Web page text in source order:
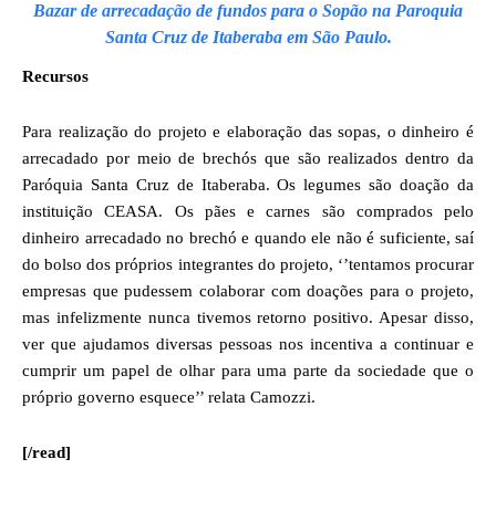
Bazar de arrecadação de fundos para o Sopão na Paroquia
Santa Cruz de Itaberaba em São Paulo.
Recursos
Para realização do projeto e elaboração das sopas, o dinheiro é
arrecadado por meio de brechós que são realizados dentro da
Paróquia Santa Cruz de Itaberaba. Os legumes são doação da
instituição CEASA. Os pães e carnes são comprados pelo
dinheiro arrecadado no brechó e quando ele não é suficiente, saí
do bolso dos próprios integrantes do projeto, ‘’tentamos procurar
empresas que pudessem colaborar com doações para o projeto,
mas infelizmente nunca tivemos retorno positivo. Apesar disso,
ver que ajudamos diversas pessoas nos incentiva a continuar e
cumprir um papel de olhar para uma parte da sociedade que o
próprio governo esquece’’ relata Camozzi.
[/read]